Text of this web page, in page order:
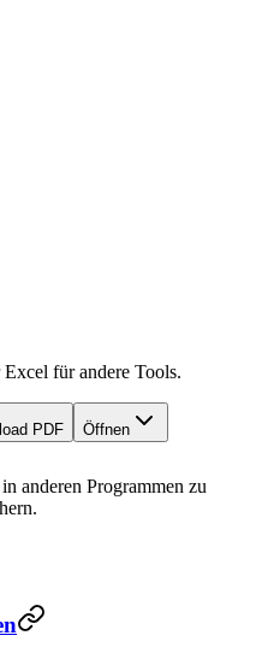
für andere Tools.
PDF Öffnen
anderen Programmen zu